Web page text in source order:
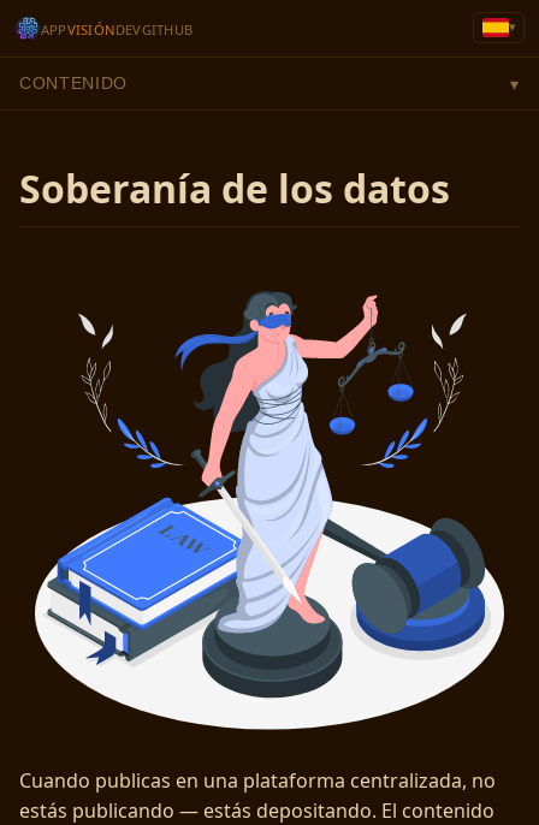
APPVISIÓNDEVGITHUB ▾
CONTENIDO ▾
Soberanía de los datos
Cuando publicas en una plataforma centralizada, no
estás publicando — estás depositando. El contenido